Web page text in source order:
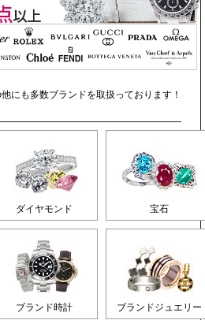
にも多数ブランドを取扱っております！
ダイヤモンド 宝石
ブランド時計 ブランドジュエリー